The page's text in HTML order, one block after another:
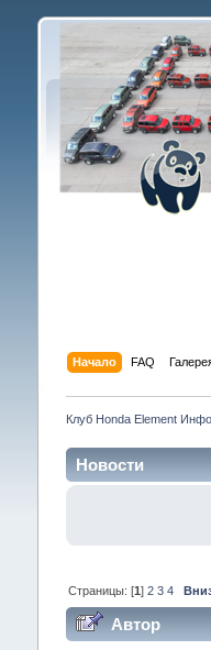
Начало FAQ
Клуб Honda Element
Новости
Страницы: [1] 2 3 4
Автор